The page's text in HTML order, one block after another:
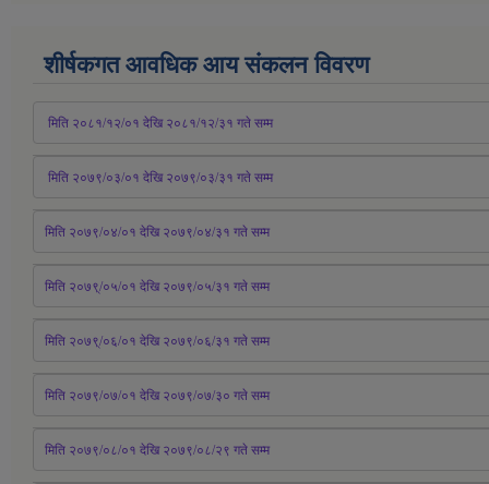
शीर्षकगत आवधिक आय संकलन विवरण
मिति २०८१/१२/०१ देखि २०८१/१२/३१ गते सम्म
मिति २०७९/०३/०१ देखि २०७९/०३/३१ गते सम्म
मिति २०७९/०४/०१ देखि २०७९/०४/३१ गते सम्म
मिति २०७९्/०५/०१ देखि २०७९/०५/३१ गते सम्म
मिति २०७९्/०६/०१ देखि २०७९/०६/३१ गते सम्म
मिति २०७९/०७/०१ देखि २०७९/०७/३० गते सम्म
मिति २०७९/०८/०१ देखि २०७९/०८/२९ गते सम्म